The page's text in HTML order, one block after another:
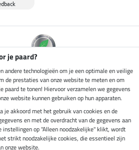
je paard?
andere technologieën om je een optimale en veilige
de prestaties van onze website te meten en om
paard te tonen! Hiervoor verzamelen we gegevens
website kunnen gebruiken op hun apparaten.
je akkoord met het gebruik van cookies en de
en met de overdracht van de gegevens aan
instellingen op "Alleen noodzakelijke" klikt, wordt
strikt noodzakelijke cookies, die essentieel zijn
onze website.